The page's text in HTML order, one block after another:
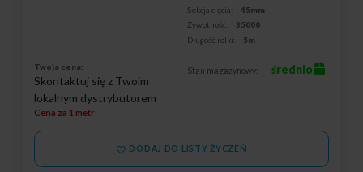
Sekcja cięcia:
45mm
Żywotność:
35000
Długość rolki:
5m
Twoja cena:
Skontaktuj się z Twoim
lokalnym dystrybutorem
Cena za 1 metr
Stan magazynowy: średnio
DODAJ DO LISTY ŻYCZEŃ